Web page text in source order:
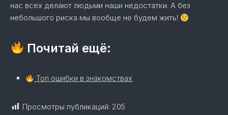
нас всех делают людьми наши недостатки. А без
небольшого риска мы вообще не будем жить!
Почитай ещё:
Топ ошибки в знакомствах
Просмотры публикаций: 205